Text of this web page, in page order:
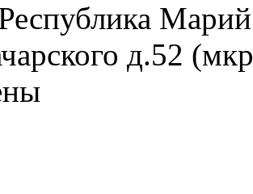
д.52